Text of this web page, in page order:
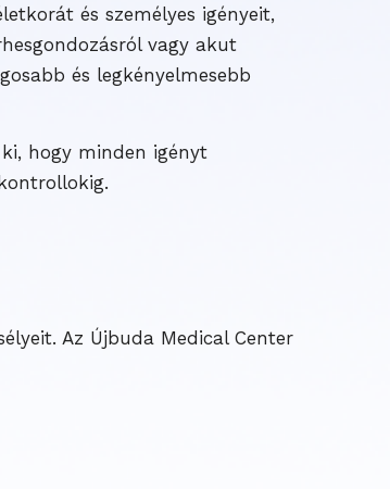
és személyes igényeit,
vagy akut
és legkényelmesebb
hogy minden igényt
Az Újbuda Medical Center